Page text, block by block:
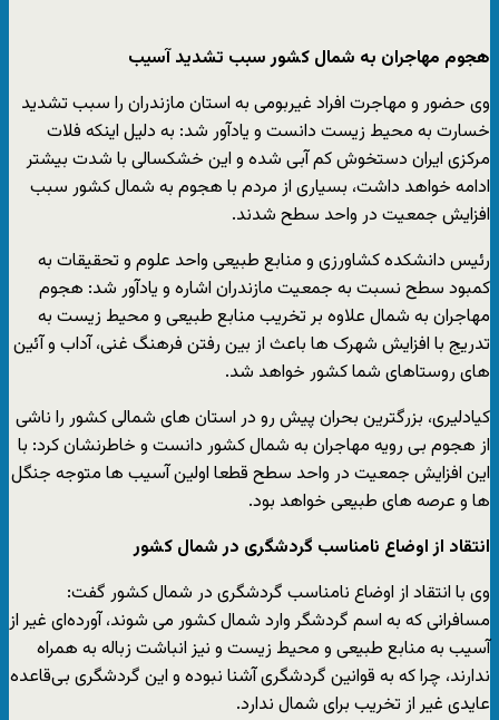
هجوم مهاجران به شمال کشور سبب تشدید آسیب
وی حضور و مهاجرت افراد غیربومی به استان مازندران را سبب تشدید
خسارت به محیط زیست دانست و یادآور شد: به دلیل اینکه فلات
مرکزی ایران دستخوش کم آبی شده و این خشکسالی با شدت بیشتر
ادامه خواهد داشت، بسیاری از مردم با هجوم به شمال کشور سبب
افزایش جمعیت در واحد سطح شدند.
رئیس دانشکده کشاورزی و منابع طبیعی واحد علوم و تحقیقات به
کمبود سطح نسبت به جمعیت مازندران اشاره و یادآور شد: هجوم
مهاجران به شمال علاوه بر تخریب منابع طبیعی و محیط زیست به
تدریج با افزایش شهرک ها باعث از بین رفتن فرهنگ غنی، آداب و آئین
های روستاهای شما کشور خواهد شد.
کیادلیری، بزرگترین بحران پیش رو در استان های شمالی کشور را ناشی
از هجوم بی رویه مهاجران به شمال کشور دانست و خاطرنشان کرد: با
این افزایش جمعیت در واحد سطح قطعا اولین آسیب ها متوجه جنگل
ها و عرصه های طبیعی خواهد بود.
انتقاد از اوضاع نامناسب گردشگری در شمال کشور​
وی با انتقاد از اوضاع نامناسب گردشگری در شمال کشور گفت:
مسافرانی که به اسم گردشگر وارد شمال کشور می شوند، آورده‌ای غیر از
آسیب به منابع طبیعی و محیط زیست و نیز انباشت زباله به همراه
ندارند، چرا که به قوانین گردشگری آشنا نبوده و این گردشگری بی‌قاعده
عایدی غیر از تخریب برای شمال ندارد.